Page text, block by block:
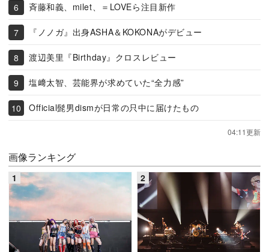
斉藤和義、milet、＝LOVEら注目新作
『ノノガ』出身ASHA＆KOKONAがデビュー
渡辺美里『Birthday』クロスレビュー
塩﨑太智、芸能界が求めていた“全力感”
Official髭男dismが日常の只中に届けたもの
04:11更新
画像ランキング